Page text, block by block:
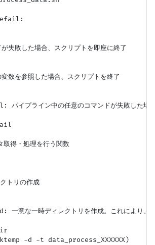
敗した場合、スクリプトを即座に終了
を参照した場合、スクリプトを終了
ライン中の任意のコマンドが失敗した場合
得・処理を行う関数
トリの作成
意な一時ディレクトリを作成。これにより、
-d -t data_process_XXXXXX)